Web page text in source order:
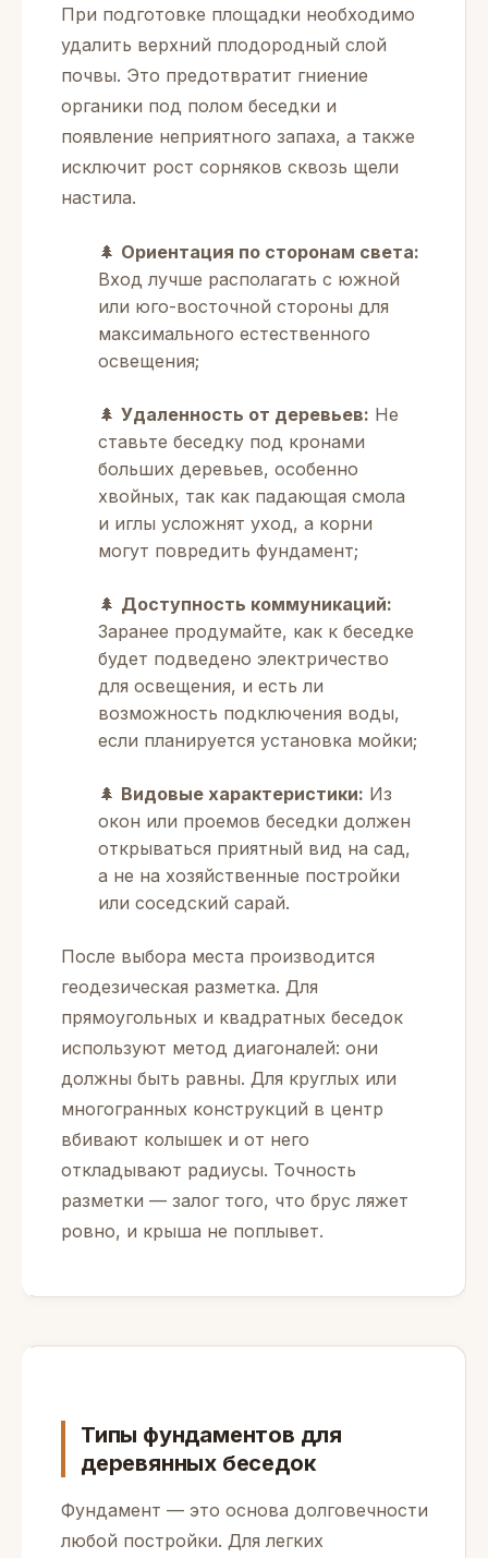
При подготовке площадки необходимо
удалить верхний плодородный слой
почвы. Это предотвратит гниение
органики под полом беседки и
появление неприятного запаха, а также
исключит рост сорняков сквозь щели
настила.
🌲 Ориентация по сторонам света:
Вход лучше располагать с южной
или юго-восточной стороны для
максимального естественного
освещения;
🌲 Удаленность от деревьев: Не
ставьте беседку под кронами
больших деревьев, особенно
хвойных, так как падающая смола
и иглы усложнят уход, а корни
могут повредить фундамент;
🌲 Доступность коммуникаций:
Заранее продумайте, как к беседке
будет подведено электричество
для освещения, и есть ли
возможность подключения воды,
если планируется установка мойки;
🌲 Видовые характеристики: Из
окон или проемов беседки должен
открываться приятный вид на сад,
а не на хозяйственные постройки
или соседский сарай.
После выбора места производится
геодезическая разметка. Для
прямоугольных и квадратных беседок
используют метод диагоналей: они
должны быть равны. Для круглых или
многогранных конструкций в центр
вбивают колышек и от него
откладывают радиусы. Точность
разметки — залог того, что брус ляжет
ровно, и крыша не поплывет.
Типы фундаментов для
деревянных беседок
Фундамент — это основа долговечности
любой постройки. Для легких